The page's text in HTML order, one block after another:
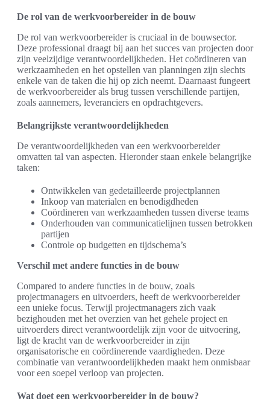
De rol van de werkvoorbereider in de bouw
De rol van werkvoorbereider is cruciaal in de bouwsector.
Deze professional draagt bij aan het succes van projecten door
zijn veelzijdige verantwoordelijkheden. Het coördineren van
werkzaamheden en het opstellen van planningen zijn slechts
enkele van de taken die hij op zich neemt. Daarnaast fungeert
de werkvoorbereider als brug tussen verschillende partijen,
zoals aannemers, leveranciers en opdrachtgevers.
Belangrijkste verantwoordelijkheden
De verantwoordelijkheden van een werkvoorbereider
omvatten tal van aspecten. Hieronder staan enkele belangrijke
taken:
Ontwikkelen van gedetailleerde projectplannen
Inkoop van materialen en benodigdheden
Coördineren van werkzaamheden tussen diverse teams
Onderhouden van communicatielijnen tussen betrokken
partijen
Controle op budgetten en tijdschema’s
Verschil met andere functies in de bouw
Compared to andere functies in de bouw, zoals
projectmanagers en uitvoerders, heeft de werkvoorbereider
een unieke focus. Terwijl projectmanagers zich vaak
bezighouden met het overzien van het gehele project en
uitvoerders direct verantwoordelijk zijn voor de uitvoering,
ligt de kracht van de werkvoorbereider in zijn
organisatorische en coördinerende vaardigheden. Deze
combinatie van verantwoordelijkheden maakt hem onmisbaar
voor een soepel verloop van projecten.
Wat doet een werkvoorbereider in de bouw?